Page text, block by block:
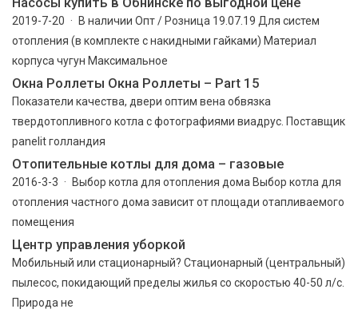
2019-7-20 · В наличии Опт / Розница 19.07.19 Для систем
отопления (в комплекте с накидными гайками) Материал
корпуса чугун Максимальное
Окна Роллеты Окна Роллеты – Part 15
Показатели качества, двери оптим вена обвязка
твердотопливного котла с фотографиями виадрус. Поставщик
panelit голландия
Отопительные котлы для дома – газовые
2016-3-3 · Выбор котла для отопления дома Выбор котла для
отопления частного дома зависит от площади отапливаемого
помещения
Центр управления уборкой
Мобильный или стационарный? Стационарный (центральный)
пылесос, покидающий пределы жилья со скоростью 40-50 л/с.
Природа не